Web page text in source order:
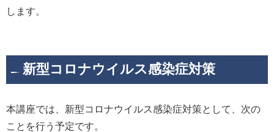
します。
新型コロナウイルス感染症対策
本講座では、新型コロナウイルス感染症対策として、次の
ことを行う予定です。